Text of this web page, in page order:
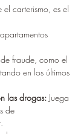
carterismo, es el
fraude, como el
en los últimos
las drogas: Juega
de